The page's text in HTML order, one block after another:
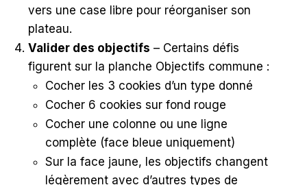
vers une case libre pour réorganiser son
plateau.
Valider des objectifs – Certains défis
figurent sur la planche Objectifs commune :
Cocher les 3 cookies d’un type donné
Cocher 6 cookies sur fond rouge
Cocher une colonne ou une ligne
complète (face bleue uniquement)
Sur la face jaune, les objectifs changent
légèrement avec d’autres types de